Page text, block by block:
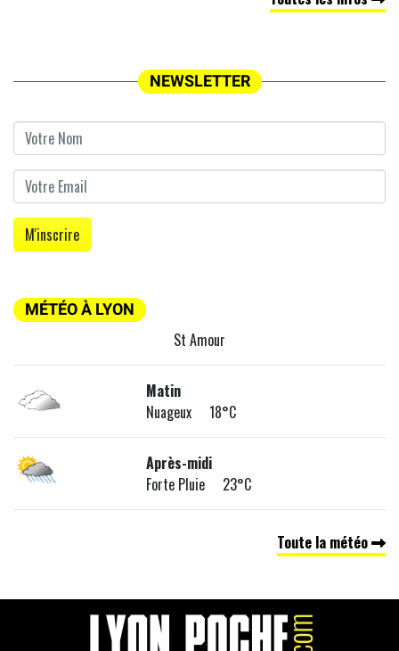
NEWSLETTER
MÉTÉO À LYON
St Amour
Matin
Nuageux 18°C
Après-midi
Forte Pluie 23°C
Toute la météo